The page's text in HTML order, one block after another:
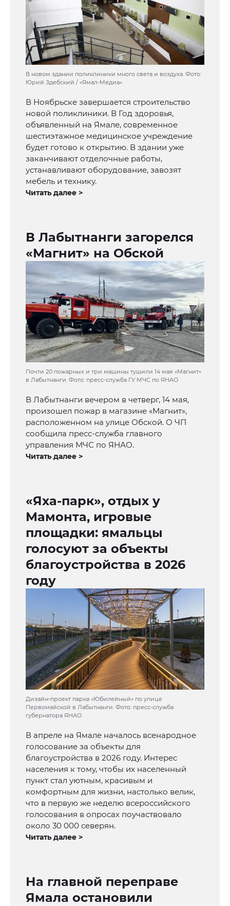
В новом здании поликлиники много света и воздуха. Фото:
Юрий Здебский / «Ямал-Медиа»
В Ноябрьске завершается строительство
новой поликлиники. В Год здоровья,
объявленный на Ямале, современное
шестиэтажное медицинское учреждение
будет готово к открытию. В здании уже
заканчивают отделочные работы,
устанавливают оборудование, завозят
мебель и технику.
Читать далее >
В Лабытнанги загорелся
«Магнит» на Обской
Почти 20 пожарных и три машины тушили 14 мая «Магнит»
в Лабытнанги. Фото: пресс-служба ГУ МЧС по ЯНАО
В Лабытнанги вечером в четверг, 14 мая,
произошел пожар в магазине «Магнит»,
расположенном на улице Обской. О ЧП
сообщила пресс-служба главного
управления МЧС по ЯНАО.
Читать далее >
«Яха-парк», отдых у
Мамонта, игровые
площадки: ямальцы
голосуют за объекты
благоустройства в 2026
году
Дизайн-проект парка «Юбилейный» по улице
Первомайской в Лабытнанги. Фото: пресс-служба
губернатора ЯНАО
В апреле на Ямале началось всенародное
голосование за объекты для
благоустройства в 2026 году. Интерес
населения к тому, чтобы их населенный
пункт стал уютным, красивым и
комфортным для жизни, настолько велик,
что в первую же неделю всероссийского
голосования в опросах поучаствовало
около 30 000 северян.
Читать далее >
На главной переправе
Ямала остановили